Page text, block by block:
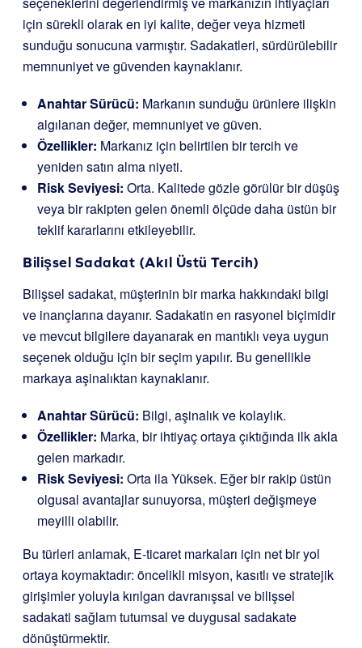
için sürekli olarak en iyi kalite, değer veya hizmeti
sunduğu sonucuna varmıştır. Sadakatleri, sürdürülebilir
memnuniyet ve güvenden kaynaklanır.
Anahtar Sürücü: Markanın sunduğu ürünlere ilişkin
algılanan değer, memnuniyet ve güven.
Özellikler: Markanız için belirtilen bir tercih ve
yeniden satın alma niyeti.
Risk Seviyesi: Orta. Kalitede gözle görülür bir düşüş
veya bir rakipten gelen önemli ölçüde daha üstün bir
teklif kararlarını etkileyebilir.
Bilişsel Sadakat (Akıl Üstü Tercih)
Bilişsel sadakat, müşterinin bir marka hakkındaki bilgi
ve inançlarına dayanır. Sadakatin en rasyonel biçimidir
ve mevcut bilgilere dayanarak en mantıklı veya uygun
seçenek olduğu için bir seçim yapılır. Bu genellikle
markaya aşinalıktan kaynaklanır.
Anahtar Sürücü: Bilgi, aşinalık ve kolaylık.
Özellikler: Marka, bir ihtiyaç ortaya çıktığında ilk akla
gelen markadır.
Risk Seviyesi: Orta ila Yüksek. Eğer bir rakip üstün
olgusal avantajlar sunuyorsa, müşteri değişmeye
meyilli olabilir.
Bu türleri anlamak, E-ticaret markaları için net bir yol
ortaya koymaktadır: öncelikli misyon, kasıtlı ve stratejik
girişimler yoluyla kırılgan davranışsal ve bilişsel
sadakati sağlam tutumsal ve duygusal sadakate
dönüştürmektir.